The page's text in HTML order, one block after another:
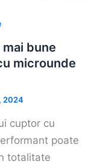
bune
microunde
2024
cuptor cu
poate
totalitate